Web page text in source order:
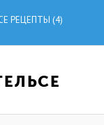
РЕЦЕПТЫ (4)